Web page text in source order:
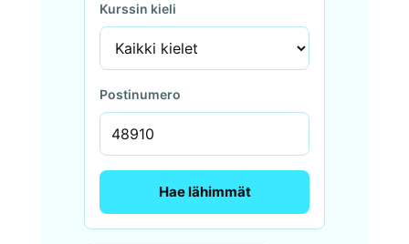
Kurssin kieli
Postinumero
Hae lähimmät